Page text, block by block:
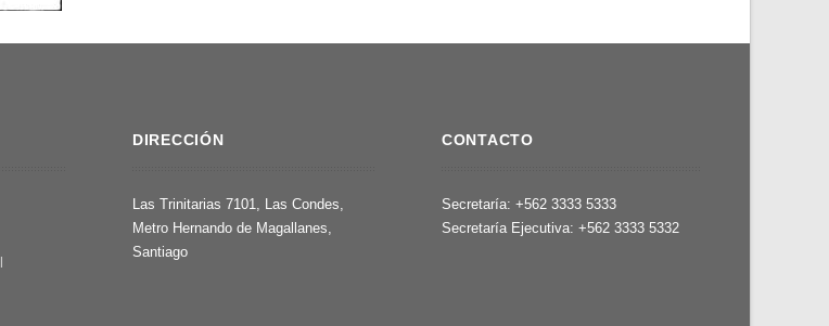
DIRECCIÓN
Las Trinitarias 7101, Las Condes,
Metro Hernando de Magallanes,
Santiago
CONTACTO
Secretaría: +562 3333 5333
Secretaría Ejecutiva: +562 3333 5332